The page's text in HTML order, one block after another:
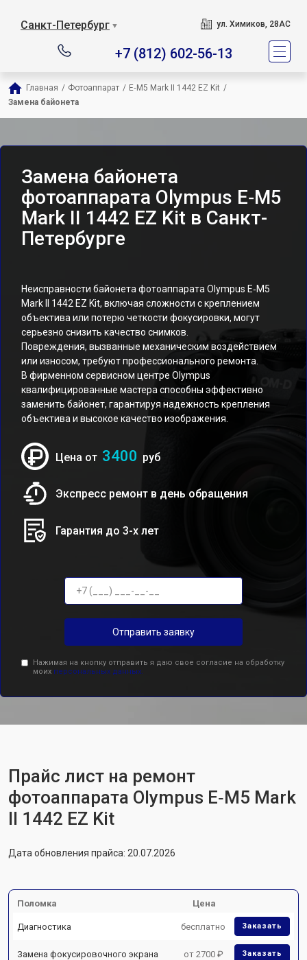
Санкт-Петербург ▼ ул. Химиков, 28АС
+7 (812) 602-56-13
Главная / Фотоаппарат / E‑M5 Mark II 1442 EZ Kit /
Замена байонета
Замена байонета
фотоаппарата Olympus E‑M5
Mark II 1442 EZ Kit в Санкт-
Петербурге
Неисправности байонета фотоаппарата Olympus E‑M5
Mark II 1442 EZ Kit, включая сложности с креплением
объектива или потерю четкости фокусировки, могут
серьезно снизить качество снимков.
Повреждения, вызванные механическим воздействием
или износом, требуют профессионального ремонта.
В фирменном сервисном центре Olympus
квалифицированные мастера способны эффективно
заменить байонет, гарантируя надежность крепления
объектива и высокое качество изображения.
Цена от 3400 руб
Экспресс ремонт в день обращения
Гарантия до 3-х лет
Отправить заявку
Нажимая на кнопку отправить я даю свое согласие на обработку
моих персональных данных.
Прайс лист на ремонт
фотоаппарата Olympus E‑M5 Mark
II 1442 EZ Kit
Дата обновления прайса: 20.07.2026
Поломка Цена
Диагностика бесплатно Заказать
Замена фокусировочного экрана от 2700 ₽ Заказать